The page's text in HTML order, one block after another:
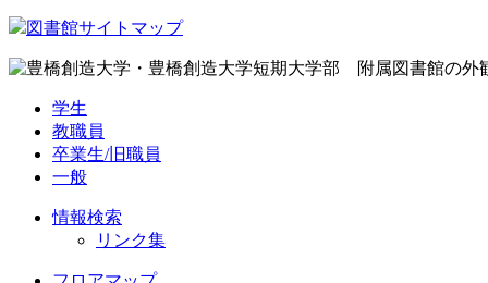
図書館サイトマップ
学生
教職員
卒業生/旧職員
一般
情報検索
リンク集